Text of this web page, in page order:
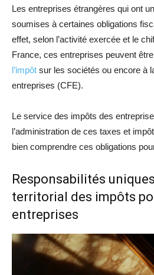
Les entreprises étrangères qui ont
soumises à certaines obligations
effet, selon l’activité exercée et le
France, ces entreprises peuvent
l’impôt sur les sociétés ou encore à
entreprises (CFE).
Le service des impôts des
l’administration de ces taxes et
bien comprendre ces obligations
Responsabilités
territorial des impôts
entreprises